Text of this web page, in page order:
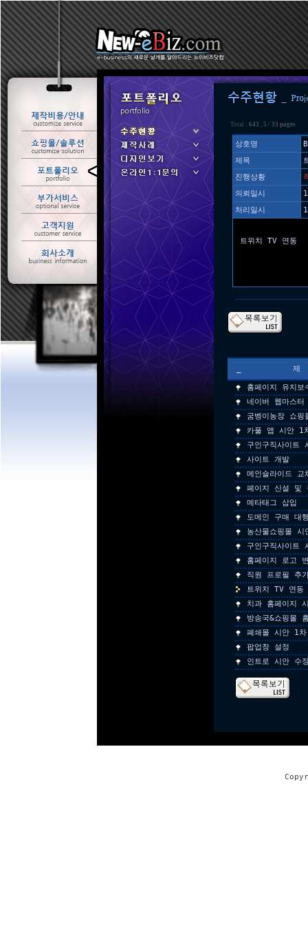
Total : 643 , 5 / 33 pages
상호명
제목
진행상황
의뢰일시
처리일시
트위치 TV 연동
홈페이지 유지보
네이버 웹마스
굼벵이농장 쇼핑
카풀 앱 시안 1
구인구직사이트
사이트 개발
메인슬라이드 교
페이지 신설 및
메타태그 삽입
도메인 구매 대
농산물쇼핑몰
구인구직사이트
홈페이지 로고
직원 프로필 추
트위치 TV 연동
치과 홈페이지
방송국&쇼핑몰
폐쇄몰 시안 1차
팝업창 설정
인트로 시안 수
ㆍ 수주현황
ㆍ 제작사례